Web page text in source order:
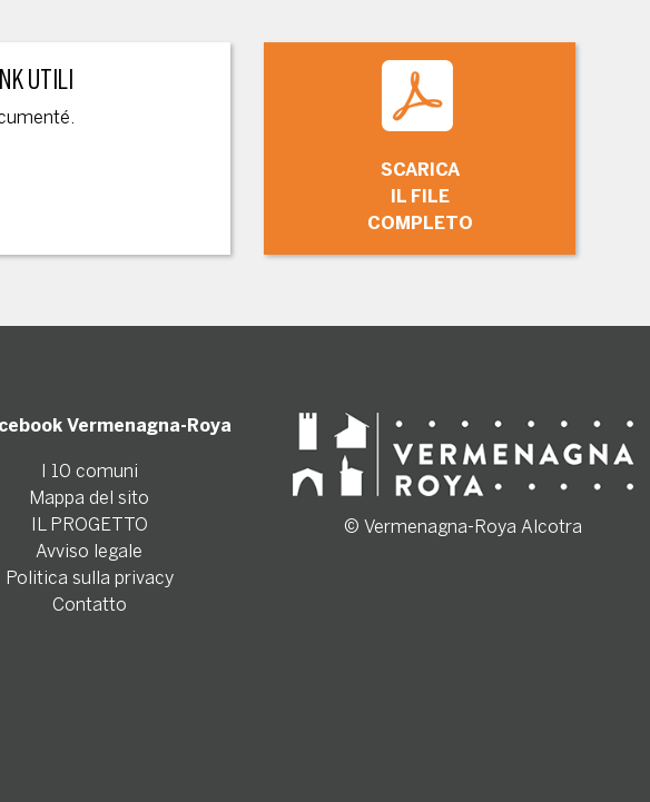
UTILI
SCARICA
IL FILE
COMPLETO
Vermenagna-Roya
I 10 comuni
Mappa del sito
IL PROGETTO
Avviso legale
Politica sulla privacy
Contatto
© Vermenagna-Roya Alcotra